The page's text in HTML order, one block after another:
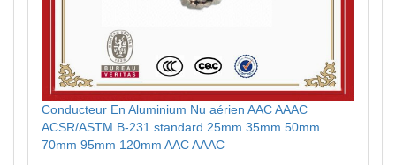
Conducteur En Aluminium Nu aérien AAC AAAC
ACSR/ASTM B-231 standard 25mm 35mm 50mm
70mm 95mm 120mm AAC AAAC